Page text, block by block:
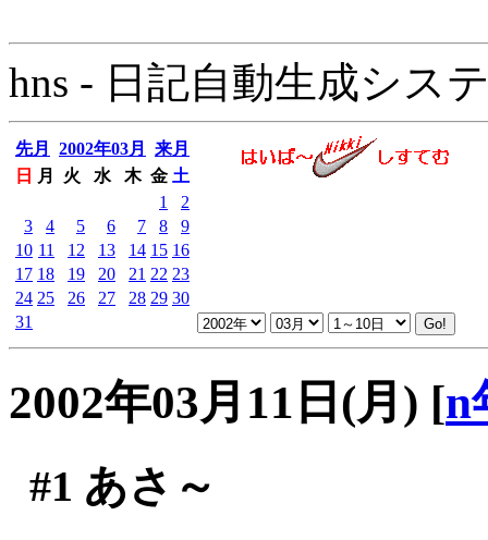
hns - 日記自動生成シス
先月 2002年03月
来月
日
月 火 水 木 金 土
1
2
3
4 5 6 7 8
9
10 11 12 13 14 15 16
17 18 19 20 21 22 23
24 25 26 27 28 29 30
31
2002年03月11日(月) [n
#1 あさ～